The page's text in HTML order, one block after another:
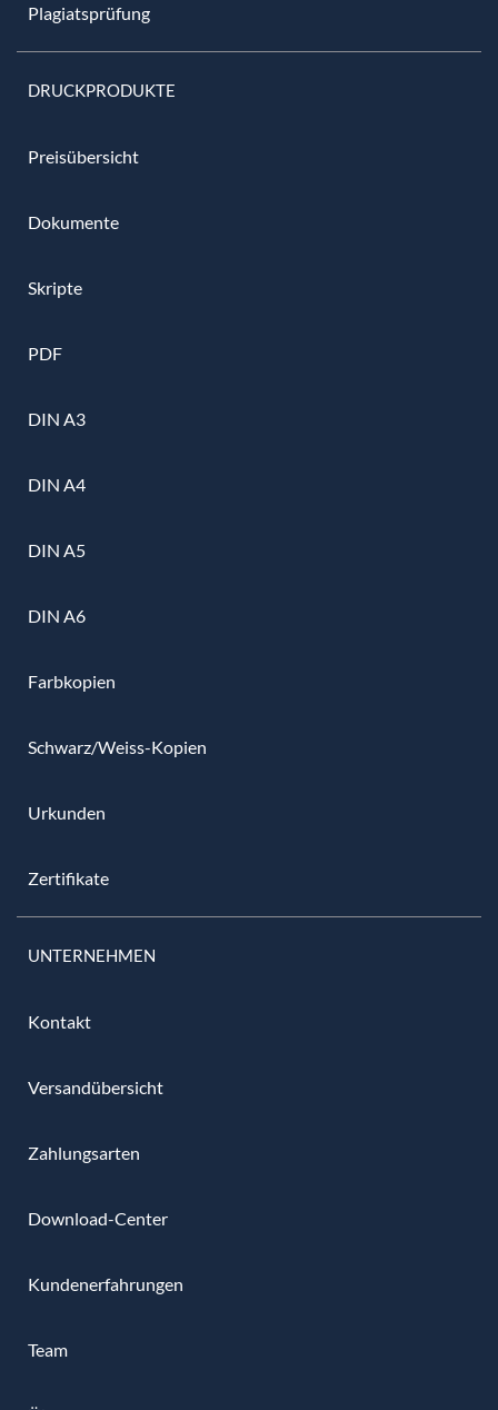
Plagiatsprüfung
DRUCKPRODUKTE
Preisübersicht
Dokumente
Skripte
PDF
DIN A3
DIN A4
DIN A5
DIN A6
Farbkopien
Schwarz/Weiss-Kopien
Urkunden
Zertifikate
UNTERNEHMEN
Kontakt
Versandübersicht
Zahlungsarten
Download-Center
Kundenerfahrungen
Team